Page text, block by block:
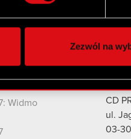
treści i
analitycznym. Partnerzy
podczas korzystania z
Zezwól na
Widmo
CD
ul.
03-